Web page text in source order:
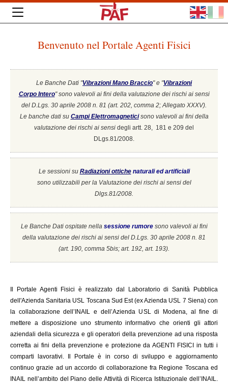
Benvenuto nel Portale Agenti Fisici
Le Banche Dati "Vibrazioni Mano Braccio" e "Vibrazioni
Corpo Intero"sono valevoli ai fini della valutazione dei rischi ai sensi
del D.Lgs. 30 aprile 2008 n. 81 (art. 202, comma 2; Allegato XXXV).
Le banche dati su Campi Elettromagneticisono valevoli ai fini della
valutazione dei rischi ai sensi degli artt. 28, 181 e 209 del
DLgs.81/2008.
Le sessioni su Radiazioni ottiche naturali ed artificiali
sono utilizzabili per la Valutazione dei rischi ai sensi del
Dlgs.81/2008.
Le Banche Dati ospitate nella sessione rumore sono valevoli ai fini
della valutazione dei rischi ai sensi del D.Lgs. 30 aprile 2008 n. 81
(art. 190, comma 5bis; art. 192, art. 193).
Portale Agenti Fisici è realizzato dal Laboratorio di Sanità Pubblica
dell'Azienda Sanitaria USL Toscana Sud Est (ex Azienda USL 7 Siena) con
la collaborazione dell’INAIL e dell’Azienda USL di Modena, al fine di
mettere a disposizione uno strumento informativo che orienti gli attori
aziendali della sicurezza e gli operatori della prevenzione ad una risposta
corretta ai fini della prevenzione e protezione da AGENTI FISICI in tutti i
comparti lavorativi. Il Portale è in corso di sviluppo e aggiornamento
continuo grazie ad un accordo di collaborazione fra Regione Toscana ed
INAIL nell’ambito del Piano delle Attività di Ricerca Istituzionale dell’INAIL.